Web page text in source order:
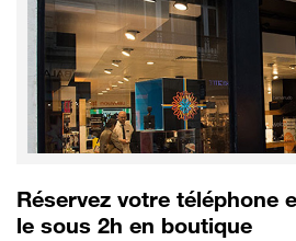
Réservez votre téléphone
le sous 2h en boutique